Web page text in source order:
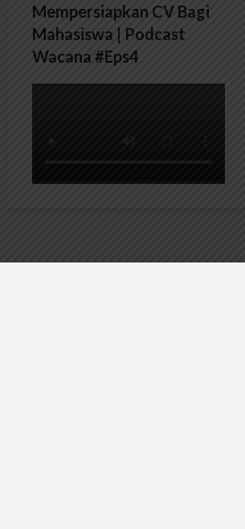
Mempersiapkan CV Bagi
Mahasiswa | Podcast
Wacana #Eps4